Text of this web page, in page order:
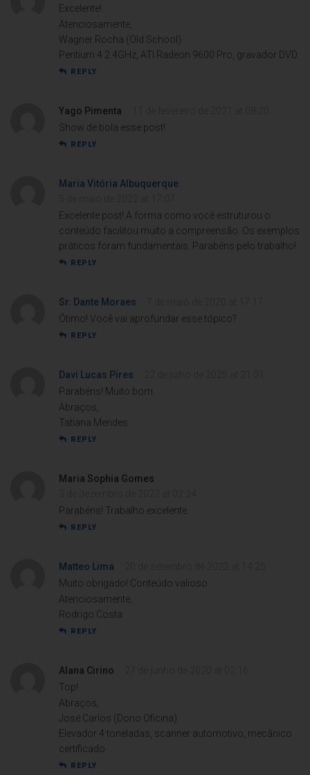
Excelente!
Atenciosamente,
Wagner Rocha (Old School)
Pentium 4 2.4GHz, ATI Radeon 9600 Pro, gravador DVD
REPLY
Yago Pimenta
Show de bola esse post!
REPLY
Maria Vitória Albuquerque
Excelente post! A forma como você estruturou o
conteúdo facilitou muito a compreensão. Os exemplos
práticos foram fundamentais. Parabéns pelo trabalho!
REPLY
Sr. Dante Moraes
Ótimo! Você vai aprofundar esse tópico?
REPLY
Davi Lucas Pires
Parabéns! Muito bom.
Abraços,
Tatiana Mendes
REPLY
Maria Sophia Gomes
Parabéns! Trabalho excelente.
REPLY
Matteo Lima
Muito obrigado! Conteúdo valioso.
Atenciosamente,
Rodrigo Costa
REPLY
Alana Cirino
Top!
Abraços,
José Carlos (Dono Oficina)
Elevador 4 toneladas, scanner automotivo, mecânico
certificado
REPLY